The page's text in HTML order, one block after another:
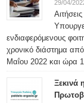
29/04/
ενδιαφερόμενους
χρονικό διάστημα
Μαΐου 2022 και ώρα
Ξεκινά